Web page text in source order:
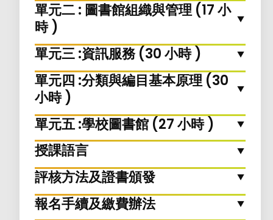
單元二 : 圖書館組織與管理 (17 小
時 )
單元三 :資訊服務 (30 小時 )
單元四 :分類與編目基本原理 (30
小時 )
單元五 :學校圖書館 (27 小時 )
授課語言
評核方法及證書頒發
報名手續及繳費辦法